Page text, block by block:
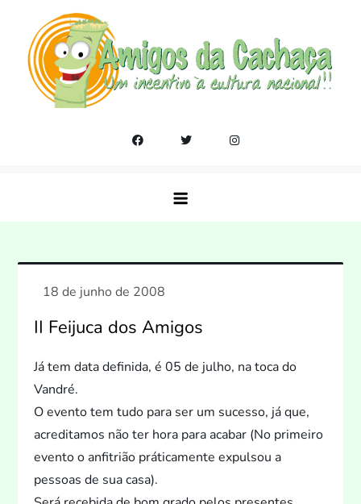
content
II Feijuca dos Amigos
Já tem data definida, é 05 de julho, natoca do
Vandré.
O evento tem tudo para ser um sucesso, já que,
acreditamos não ter hora para acabar (No primeiro
evento o anfitrião práticamente expulsou a
pessoas de sua casa).